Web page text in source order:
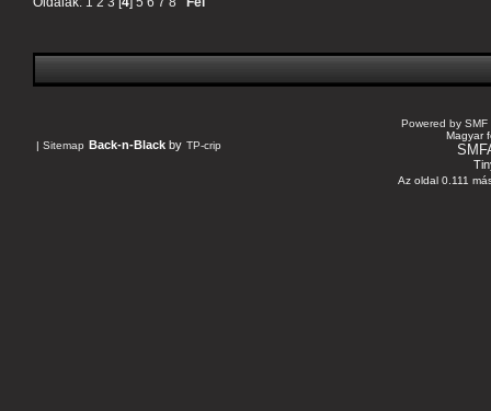
| Sitemap Back-n-Black by TP-crip
Powered by SMF
Magyar
Az oldal 0.111